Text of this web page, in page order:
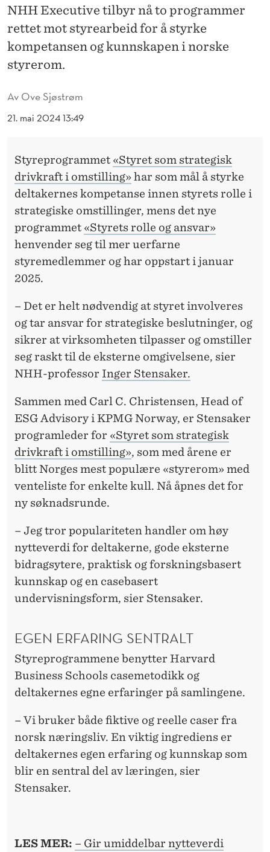
Y
R
E
T
S
R
Av Ove Sjøstrøm
21. mai 2024 13:49
NHH Executive tilbyr nå to programmer
rettet mot styrearbeid for å styrke
kompetansen og kunnskapen i norske
styrerom.
Styreprogrammet «Styret som strategisk
drivkraft i omstilling»har som mål å styrke
deltakernes kompetanse innen styrets rolle i
strategiske omstillinger, mens det nye
programmet «Styrets rolle og ansvar»
henvender seg til mer uerfarne
styremedlemmer og har oppstart i januar
2025.
– Det er helt nødvendig at styret involveres
og tar ansvar for strategiske beslutninger, og
sikrer at virksomheten tilpasser og omstiller
seg raskt til de eksterne omgivelsene, sier
NHH-professor Inger Stensaker.
Sammen med Carl C. Christensen, Head of
ESG Advisory i KPMG Norway, er Stensaker
programleder for «Styret som strategisk
drivkraft i omstilling», som med årene er
blitt Norges mest populære «styrerom» med
venteliste for enkelte kull. Nå åpnes det for
ny søknadsrunde.
– Jeg tror populariteten handler om høy
nytteverdi for deltakerne, gode eksterne
bidragsytere, praktisk og forskningsbasert
kunnskap og en casebasert
undervisningsform, sier Stensaker.
EGEN ERFARING SENTRALT
Styreprogrammene benytter Harvard
Business Schools casemetodikk og
deltakernes egne erfaringer på samlingene.
– Vi bruker både fiktive og reelle caser fra
norsk næringsliv. En viktig ingrediens er
deltakernes egen erfaring og kunnskap som
blir en sentral del av læringen, sier
Stensaker.
LES MER: – Gir umiddelbar nytteverdi